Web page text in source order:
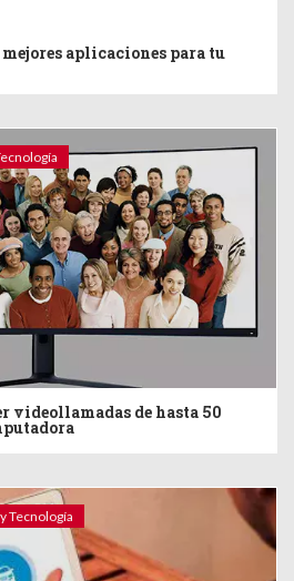
aplicaciones para tu
videollamadas de hasta 50
Tecnología